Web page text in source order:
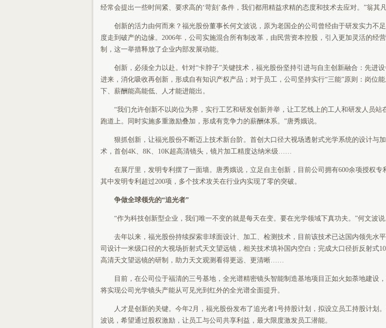
经常会提出一些时间紧、要求高的‘苛刻’条件，我们都用精益求精的态度和技术去应对。”翁其凡
创新的活力由何而来？福光股份董事长何文波说，原为老国企的公司曾经由于研发实力不
度走到破产的边缘。2006年，公司实施混合所有制改革，由民营资本控股，引入更加灵活的经
制，这一举措释放了企业内部发展动能。
创新，必须全力以赴。针对“卡脖子”关键技术，福光股份坚持引进与自主创新融合：先进设
进来，消化吸收再创新，形成自有知识产权产品；对于员工，公司坚持实行“三能”原则：岗位
下、薪酬能高能低、人才能进能出。
“我们允许创新不以岗位为界，实行工艺和研发创新并举，让工艺线上的工人和研发人员站
跑道上。同时实施多重激励叠加，形成有竞争力的薪酬体系。”唐秀娥说。
狠抓创新，让福光股份不断迈上技术新台阶。首创大口径大视场透射式光学系统的设计与
术，首创4K、8K、10K超高清镜头，镜片加工精度达纳米级……
在展厅里，发明专利摆了一面墙。唐秀娥说，立足自主创新，目前公司拥有600余项授权专
其中发明专利超过200项，多个技术攻关在行业内实现了零的突破。
争做全球领先的“追光者”
“作为科技创新型企业，我们唯一不变的就是每天在变。要在光学领域下真功夫。”何文波说
去年以来，福光股份持续探索非球面设计、加工、检测技术，目前该技术已达国内领先水
司设计一米级口径的大视场折射式天文望远镜，相关技术填补国内空白；完成大口径折反射式
高清天文望远镜的研制，助力天文观测看得更远、更清晰……
目前，在公司位于福清的三号基地，全光谱精密镜头智能制造基地项目正如火如荼地建设，
将实现公司光学镜头产能从可见光到红外的全光谱全面提升。
人才是创新的关键。今年2月，福光股份发布了追光者1号持股计划，拟设立员工持股计划
波说，希望通过股权激励，让员工与公司共享利益，最大限度激发员工潜能。